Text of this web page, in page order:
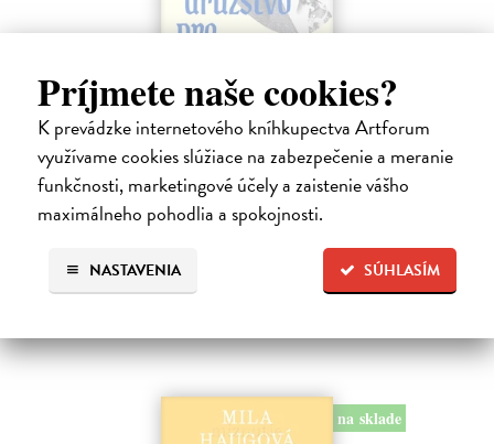
Príjmete naše cookies?
K prevádzke internetového kníhkupectva Artforum
využívame cookies slúžiace na zabezpečenie a meranie
funkčnosti, marketingové účely a zaistenie vášho
maximálneho pohodlia a spokojnosti.
SÚHLASÍM
NASTAVENIA
Dobrodružstvo prekladu
Hečko Blahoslav
| Kniha
„Nádherná kniha o úskaliach prekladateľského remesla a bohatstve
nášho jazyka.“ Adam Berka, vydavateľ Blahoslav Hečko (*1915 Suchá
nad Parnou – †2002 Bratislava) je jedny´m z najvy´znamnejších
Na sklade
na sklade